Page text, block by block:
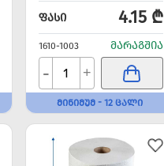
ᲤᲐᲡᲘ 4.15 ₾
1610-1003 ᲛᲐᲠᲐᲒᲨᲘᲐ
- +
ᲛᲘᲜᲘᲛᲣᲛ - 12 ᲪᲐᲚᲘ